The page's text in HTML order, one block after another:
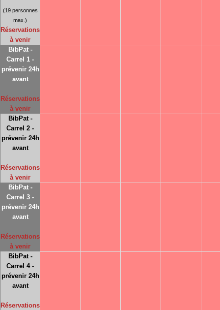
(19 personnes
max.)
Réservations
à venir
BibPat -
Carrel 1 -
prévenir 24h
avant
Réservations
à venir
BibPat -
Carrel 2 -
prévenir 24h
avant
Réservations
à venir
BibPat -
Carrel 3 -
prévenir 24h
avant
Réservations
à venir
BibPat -
Carrel 4 -
prévenir 24h
avant
Réservations